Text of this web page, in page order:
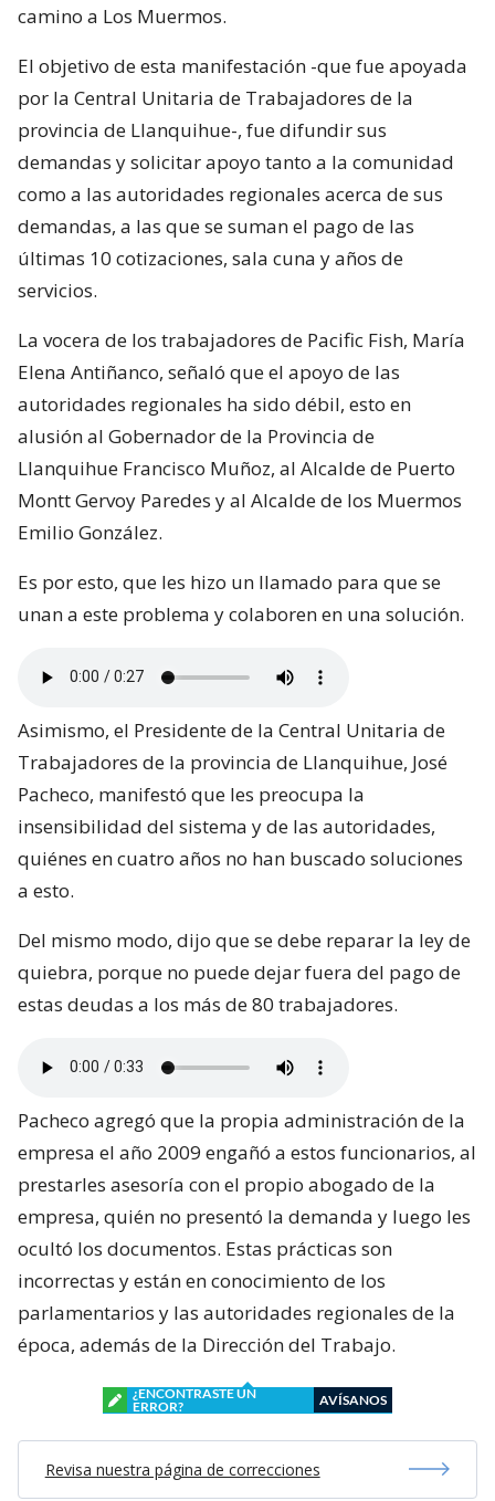
camino a Los Muermos.
El objetivo de esta manifestación -que fue apoyada
por la Central Unitaria de Trabajadores de la
provincia de Llanquihue-, fue difundir sus
demandas y solicitar apoyo tanto a la comunidad
como a las autoridades regionales acerca de sus
demandas, a las que se suman el pago de las
últimas 10 cotizaciones, sala cuna y años de
servicios.
La vocera de los trabajadores de Pacific Fish, María
Elena Antiñanco, señaló que el apoyo de las
autoridades regionales ha sido débil, esto en
alusión al Gobernador de la Provincia de
Llanquihue Francisco Muñoz, al Alcalde de Puerto
Montt Gervoy Paredes y al Alcalde de los Muermos
Emilio González.
Es por esto, que les hizo un llamado para que se
unan a este problema y colaboren en una solución.
Asimismo, el Presidente de la Central Unitaria de
Trabajadores de la provincia de Llanquihue, José
Pacheco, manifestó que les preocupa la
insensibilidad del sistema y de las autoridades,
quiénes en cuatro años no han buscado soluciones
a esto.
Del mismo modo, dijo que se debe reparar la ley de
quiebra, porque no puede dejar fuera del pago de
estas deudas a los más de 80 trabajadores.
Pacheco agregó que la propia administración de la
empresa el año 2009 engañó a estos funcionarios, al
prestarles asesoría con el propio abogado de la
empresa, quién no presentó la demanda y luego les
ocultó los documentos. Estas prácticas son
incorrectas y están en conocimiento de los
parlamentarios y las autoridades regionales de la
época, además de la Dirección del Trabajo.
¿ENCONTRASTE UN
ERROR?
AVÍSANOS
Revisa nuestra página de correcciones